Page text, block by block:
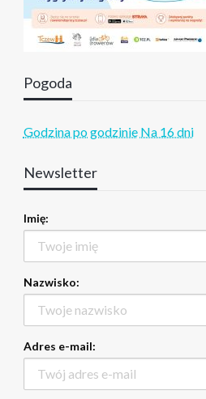
Pogoda
Godzina po godzinie Na 16 dni
Newsletter
Imię:
Nazwisko:
Adres e-mail: